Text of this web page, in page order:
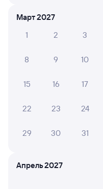
Март 2027
1
2 3
8 9 10
15 16 17
22 23 24
29 30 31
Апрель 2027